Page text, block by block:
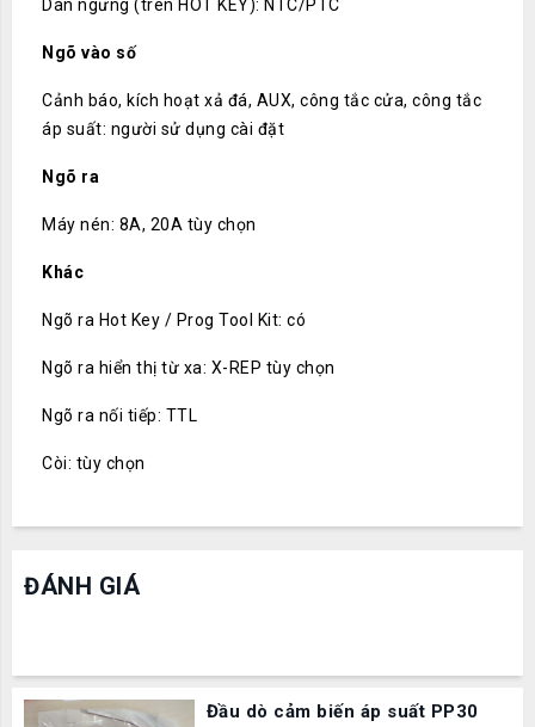
Dàn ngưng (trên HOT KEY): NTC/PTC
Ngõ vào số
Cảnh báo, kích hoạt xả đá, AUX, công tắc cửa, công tắc
áp suất: người sử dụng cài đặt
Ngõ ra
Máy nén: 8A, 20A tùy chọn
Khác
Ngõ ra Hot Key / Prog Tool Kit: có
Ngõ ra hiển thị từ xa: X-REP tùy chọn
Ngõ ra nối tiếp: TTL
Còi: tùy chọn
ĐÁNH GIÁ
Đầu dò cảm biến áp suất PP30